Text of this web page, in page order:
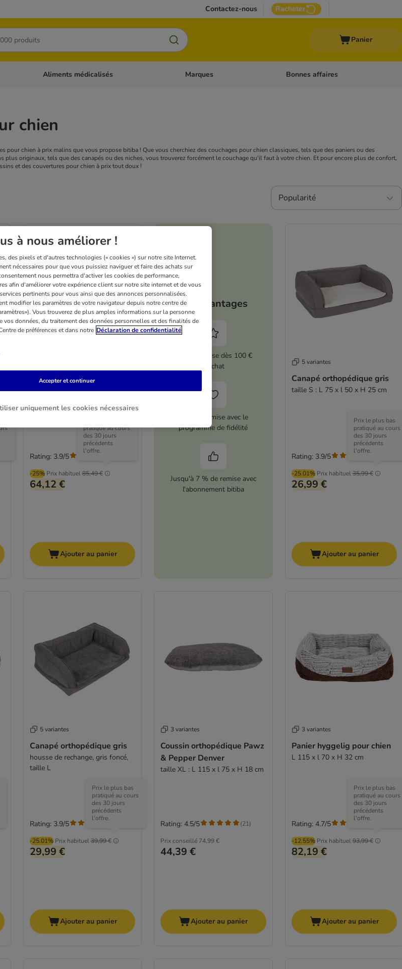
Contactez-nous Racheter
Panier
Dérouler les catégories: Autres animaux
Aliments médicalisés Dérouler les catégories: Aliments médicalisés
Marques Dérouler les catégories: Marques
Bonnes affaires
chien
pour chien à prix malins que vous propose bitiba ! Que vous cherchiez des couchages pour chien classiques, tels que des paniers ou des
plus originaux, tels que des canapés ou des niches, vous trouverez forcément le couchage qu'il faut à votre chien. Et pour encore plus de confort,
et des couvertures pour chien à prix tout doux !
Popularité
Canapé orthopédique gris
taille XL : L 140 x l 80 x H 32 cm
-25% Prix habituel85,49 €
pratiqué au cours
des 30 jours
précédents
l'offre.
64,12 €
Rating: 3.9/5
Ajouter au panier
Vos avantages
5 % de remise dès 100 €
d'achat
12 € de remise avec le
programme de fidélité
Jusqu'à 7 % de remise avec
l'abonnement bitiba
5 variantes
Canapé orthopédique gris
taille S : L 75 x l 50 x H 25 cm
-25.01% Prix habituel35,99 €
Prix le plus bas
pratiqué au cours
des 30 jours
précédents
l'offre.
26,99 €
Rating: 3.9/5
Ajouter au panier
5 variantes
Canapé orthopédique gris
housse de rechange, gris foncé,
taille L
-25.01% Prix habituel39,99 €
Prix le plus bas
pratiqué au cours
des 30 jours
précédents
l'offre.
29,99 €
Rating: 3.9/5
Ajouter au panier
3 variantes
Coussin orthopédique Pawz
& Pepper Denver
taille XL : L 115 x l 75 x H 18 cm
Prix conseillé 74,99 €
44,39 €
Rating: 4.5/5 (21)
Ajouter au panier
3 variantes
Panier hyggelig pour chien
L 115 x l 70 x H 32 cm
-12.55% Prix habituel93,99 €
Prix le plus bas
pratiqué au cours
des 30 jours
précédents
l'offre.
82,19 €
Rating: 4.7/5
Ajouter au panier
à nous améliorer !
des pixels et d'autres technologies (« cookies ») sur notre site Internet.
nécessaires pour que vous puissiez naviguer et faire des achats sur
nous permettra d'activer les cookies de performance,
afin d'améliorer votre expérience client sur notre site internet et de vous
pertinents pour vous ainsi que des annonces personnalisées.
modifier les paramètres de votre navigateur depuis notre centre de
Vous trouverez de plus amples informations sur la personne
vos données, du traitement des données personnelles et des finalités de
de préférences et dans notre Déclaration de confidentialité
uniquement les cookies nécessaires
Accepter et continuer